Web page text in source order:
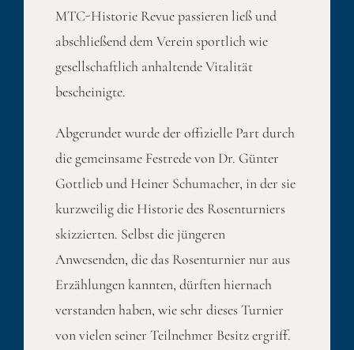
MTC-Historie Revue passieren ließ und
abschließend dem Verein sportlich wie
gesellschaftlich anhaltende Vitalität
bescheinigte.
Abgerundet wurde der offizielle Part durch
die gemeinsame Festrede von Dr. Günter
Gottlieb und Heiner Schumacher, in der sie
kurzweilig die Historie des Rosenturniers
skizzierten. Selbst die jüngeren
Anwesenden, die das Rosenturnier nur aus
Erzählungen kannten, dürften hiernach
verstanden haben, wie sehr dieses Turnier
von vielen seiner Teilnehmer Besitz ergriff.